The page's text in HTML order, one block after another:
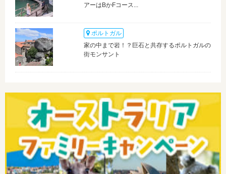
アーはBかFコース...
ポルトガル
家の中まで岩！？巨石と共存するポルトガルの
街モンサント